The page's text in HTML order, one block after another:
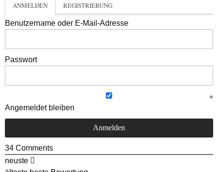
ANMELDEN REGISTRIERUNG
Benutzername oder E-Mail-Adresse
Passwort
Angemeldet bleiben
34 Comments
neuste